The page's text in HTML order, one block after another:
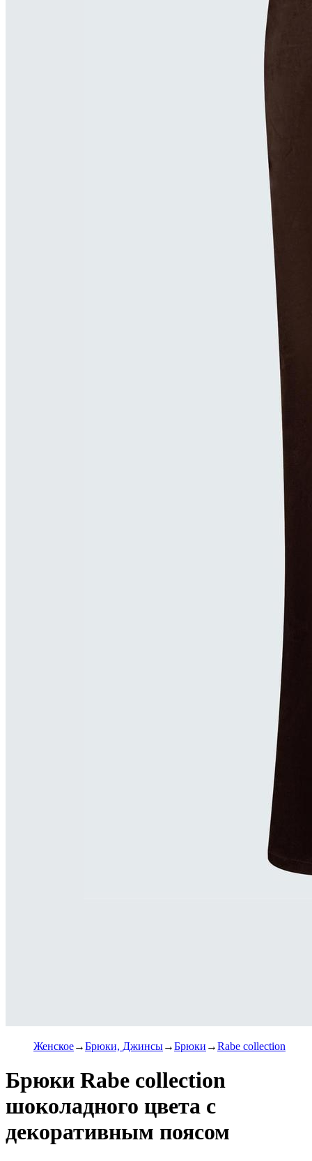
Женское Брюки, Джинсы Брюки Rabe collection
Брюки Rabe collection
шоколадного цвета с
декоративным поясом